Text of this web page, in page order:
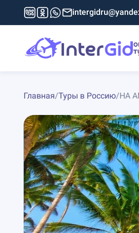
Главная/Туры в Россию/НА